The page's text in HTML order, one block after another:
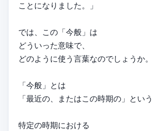
ことになりました。」
では、この「今般」は
どういった意味で、
どのように使う言葉なのでしょうか。
「今般」とは
「最近の、またはこの時期の」とい
特定の時期における